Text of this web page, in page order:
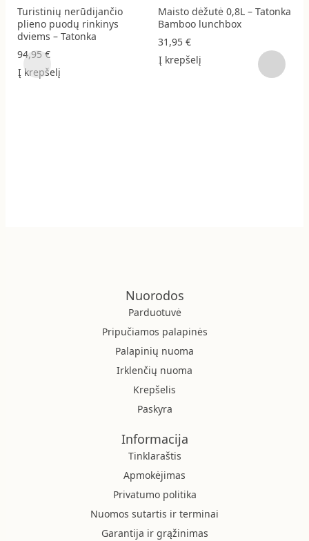
Turistinių nerūdijančio
plieno puodų rinkinys
dviems – Tatonka
94,95 €
Į krepšelį
Maisto dėžutė 0,8L – Tatonka
Bamboo lunchbox
31,95 €
Į krepšelį
Nuorodos
Parduotuvė
Pripučiamos palapinės
Palapinių nuoma
Irklenčių nuoma
Krepšelis
Paskyra
Informacija
Tinklaraštis
Apmokėjimas
Privatumo politika
Nuomos sutartis ir terminai
Garantija ir grąžinimas